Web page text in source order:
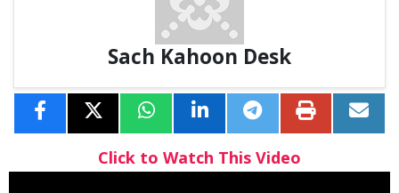
Sach Kahoon Desk
Click to Watch This Video